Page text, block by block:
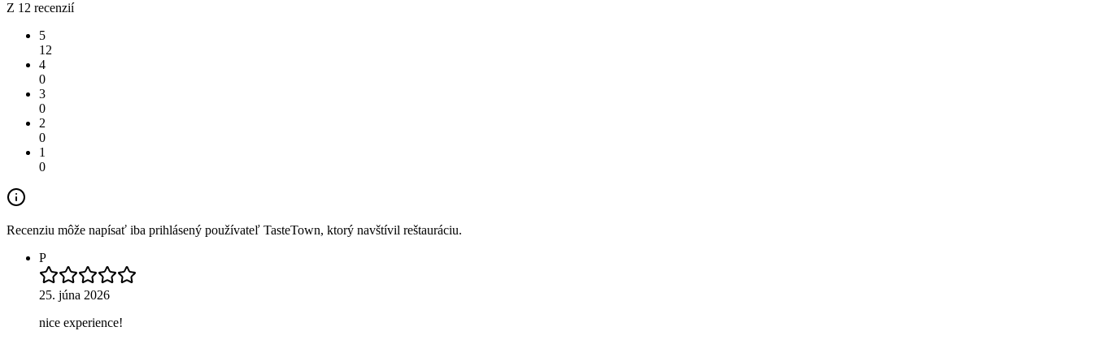
Z 12 recenzií
5
12
4
0
3
0
2
0
1
0
Recenziu môže napísať iba prihlásený používateľ TasteTown, ktorý navštívil reštauráciu.
P
25. júna 2026
nice experience!